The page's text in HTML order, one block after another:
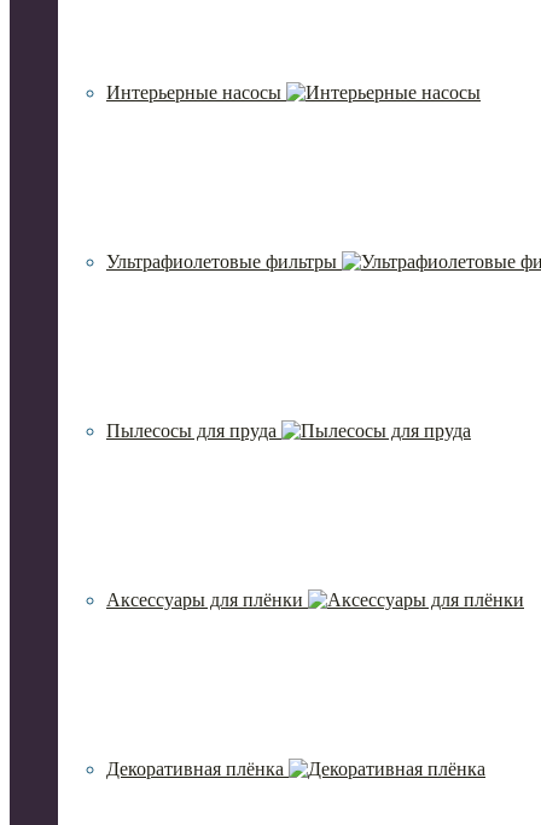
Интерьерные насосы
Ультрафиолетовые фильтры
Пылесосы для пруда
Аксессуары для плёнки
Декоративная плёнка